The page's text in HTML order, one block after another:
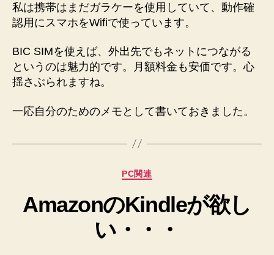
ジ
ナ
SIM
カ
ー
ド
の
私は携帯はまだガラケーを使用していて、動作確
認用にスマホをWifiで使っています。
BIC SIMを使えば、外出先でもネットにつながる
というのは魅力的です。月額料金も安価です。心
揺さぶられますね。
一応自分のためのメモとして書いておきました。
カ
ゴ
リ
ー
PC関連
AmazonのKindleが欲し
い・・・